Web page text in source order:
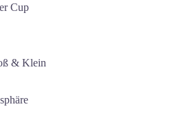
Cup
& Klein